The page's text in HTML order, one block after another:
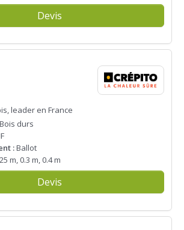
Devis
leader en France
durs
:Ballot
m, 0.3 m, 0.4 m
Devis